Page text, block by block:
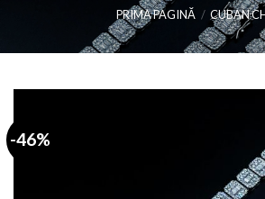
PRIMA PAGINĂ / CUBAN
-46%